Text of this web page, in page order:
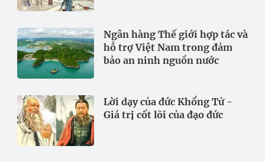
Ngân hàng Thế giới hợp tác và
hỗ trợ Việt Nam trong đảm
bảo an ninh nguồn nước
Lời dạy của đức Khổng Tử -
Giá trị cốt lõi của đạo đức